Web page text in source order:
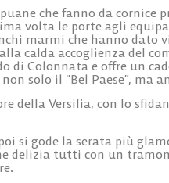
che fanno da cornice
volta le porte agli
marmi che hanno dato
calda accoglienza del
di Colonnata e offre un
solo il “Bel Paese”, ma
della Versilia, con lo
si gode la serata più
delizia tutti con un